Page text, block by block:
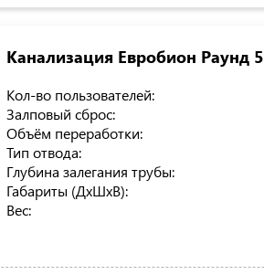
Канализация Евробион Раунд 5
Кол-во пользователей:
Залповый сброс:
Объём переработки:
Тип отвода:
Глубина залегания трубы:
Габариты (ДхШхВ):
Вес: